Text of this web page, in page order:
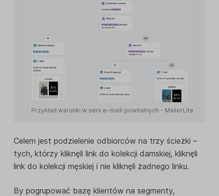
Przykład warunki w serii e-maili powitalnych - MailerLite
Celem jest podzielenie odbiorców na trzy ścieżki –
tych, którzy kliknęli link do kolekcji damskiej, kliknęli
link do kolekcji męskiej i nie kliknęli żadnego linku.
By pogrupować bazę klientów na segmenty,